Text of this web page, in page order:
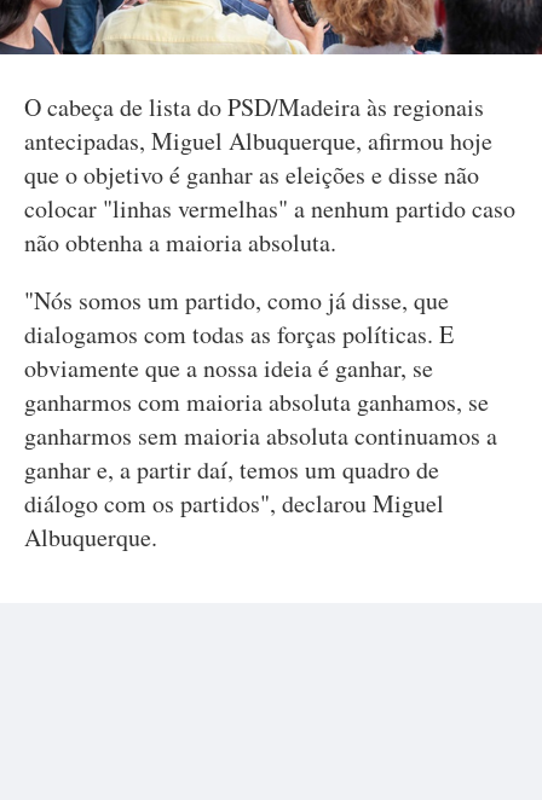
O cabeça de lista do PSD/Madeira às regionais
antecipadas, Miguel Albuquerque, afirmou hoje
que o objetivo é ganhar as eleições e disse não
colocar "linhas vermelhas" a nenhum partido caso
não obtenha a maioria absoluta.
"Nós somos um partido, como já disse, que
dialogamos com todas as forças políticas. E
obviamente que a nossa ideia é ganhar, se
ganharmos com maioria absoluta ganhamos, se
ganharmos sem maioria absoluta continuamos a
ganhar e, a partir daí, temos um quadro de
diálogo com os partidos", declarou Miguel
Albuquerque.